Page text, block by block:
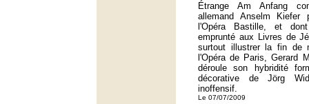
Étrange Am Anfang
allemand Anselm
l'Opéra Bastille, et
emprunté aux Livres de
surtout illustrer la fin de
l'Opéra de Paris, Gerard
déroule son hybridité
décorative de Jörg
inoffensif.
Le 07/07/2009